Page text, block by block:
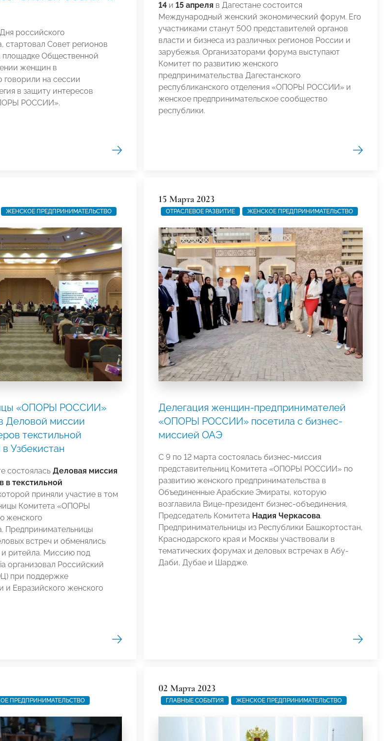
российского
стартовал Совет регионов
Общественной
женщин в
говорили на сессии
в защиту интересов
РОССИИ».
14 и 15 апреля в Дагестане состоится
Международный женский экономический форум. Его
участниками станут 500 представителей органов
власти и бизнеса из различных регионов России и
зарубежья. Организаторами форума выступают
Комитет по развитию женского
предпринимательства Дагестанского
республиканского отделения «ОПОРЫ РОССИИ» и
женское предпринимательское сообщество
республики.
ЖЕНСКОЕ ПРЕДПРИНИМАТЕЛЬСТВО
«ОПОРЫ РОССИИ»
Деловой миссии
текстильной
Узбекистан
состоялась Деловая миссия
текстильной
приняли участие в том
Комитета «ОПОРЫ
женского
Предпринимательницы
встреч и обменялись
ритейла. Миссию под
организовал Российский
при поддержке
Евразийского женского
15 Марта 2023
ОТРАСЛЕВОЕ РАЗВИТИЕ ЖЕНСКОЕ ПРЕДПРИНИМАТЕЛЬСТВО
Делегация женщин-предпринимателей
«ОПОРЫ РОССИИ» посетила с бизнес-
миссией ОАЭ
С 9 по 12 марта состоялась бизнес-миссия
представительниц Комитета «ОПОРЫ РОССИИ» по
развитию женского предпринимательства в
Объединенные Арабские Эмираты, которую
возглавила Вице-президент бизнес-объединения,
Председатель Комитета Надия Черкасова.
Предпринимательницы из Республики Башкортостан,
Краснодарского края и Москвы участвовали в
тематических форумах и деловых встречах в Абу-
Даби, Дубае и Шардже.
ПРЕДПРИНИМАТЕЛЬСТВО
02 Марта 2023
ГЛАВНЫЕ СОБЫТИЯ ЖЕНСКОЕ ПРЕДПРИНИМАТЕЛЬСТВО